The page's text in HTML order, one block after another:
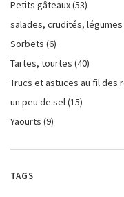
Petits gâteaux(53)
salades, crudités, légumes
Sorbets (6)
Tartes, tourtes (40)
Trucs et astuces au fil des
un peu de sel(15)
Yaourts (9)
TAGS